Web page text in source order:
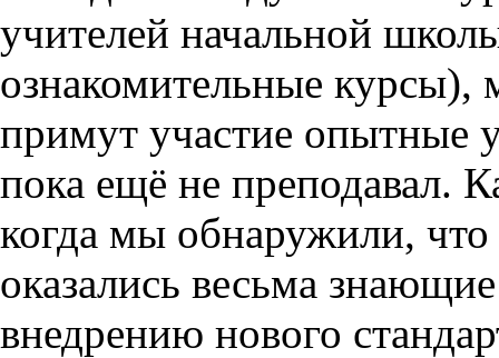
учителей начальной
ознакомительные курсы),
примут участие опытные
пока ещё не преподавал.
когда мы обнаружили,
оказались весьма
внедрению нового